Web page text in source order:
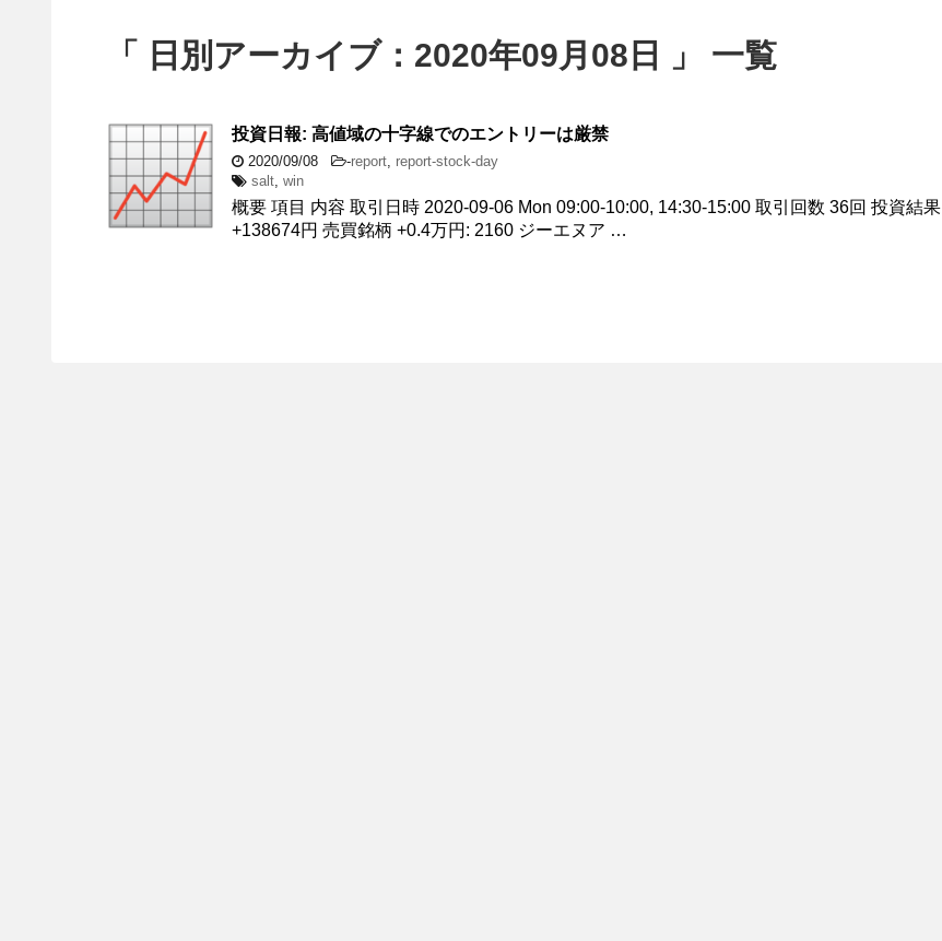
「 日別アーカイブ：2020年09月08日 」 一覧
投資日報: 高値域の十字線でのエントリーは厳禁
2020/09/08 -report, report-stock-day
salt, win
概要 項目 内容 取引日時 2020-09-06 Mon 09:00-10:00, 14:30-15:00 取引回数 36回 投資結果
+138674円 売買銘柄 +0.4万円: 2160 ジーエヌア …